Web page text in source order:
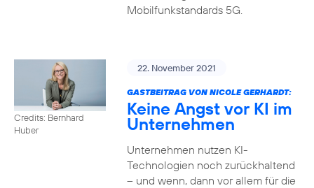
Mobilfunkstandards 5G.
Credits: Bernhard
Huber
22. November 2021
GASTBEITRAG VON NICOLE GERHARDT:
Keine Angst vor KI im
Unternehmen
Unternehmen nutzen KI-
Technologien noch zurückhaltend
– und wenn, dann vor allem für die